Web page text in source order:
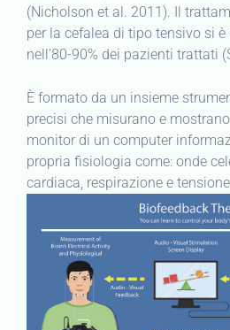
(Nicholson et al. 2011). Il
per la cefalea di tipo tensivo si
nell’80-90% dei pazienti trattati
È formato da un insieme
precisi che misurano e
monitor di un computer
propria fisiologia come: onde
cardiaca, respirazione e